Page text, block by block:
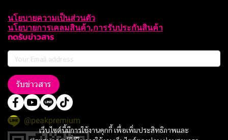
เว็บไซต์นี้มีการใช้งานคุกกี้ เพื่อเพิ่มประสิทธิภาพและ
นโยบายความเป็นส่วนตัว
นโยบายการเคลมสินค้า,การรับประกันสินค้า
กดรับข่าวสาร
รับข่าวสาร
@peakpremium